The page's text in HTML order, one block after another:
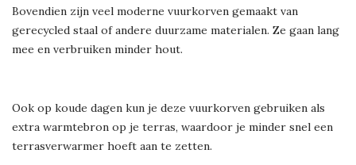
Bovendien zijn veel moderne vuurkorven gemaakt van
gerecycled staal of andere duurzame materialen. Ze gaan lang
mee en verbruiken minder hout.
Ook op koude dagen kun je deze vuurkorven gebruiken als
extra warmtebron op je terras, waardoor je minder snel een
terrasverwarmer hoeft aan te zetten.